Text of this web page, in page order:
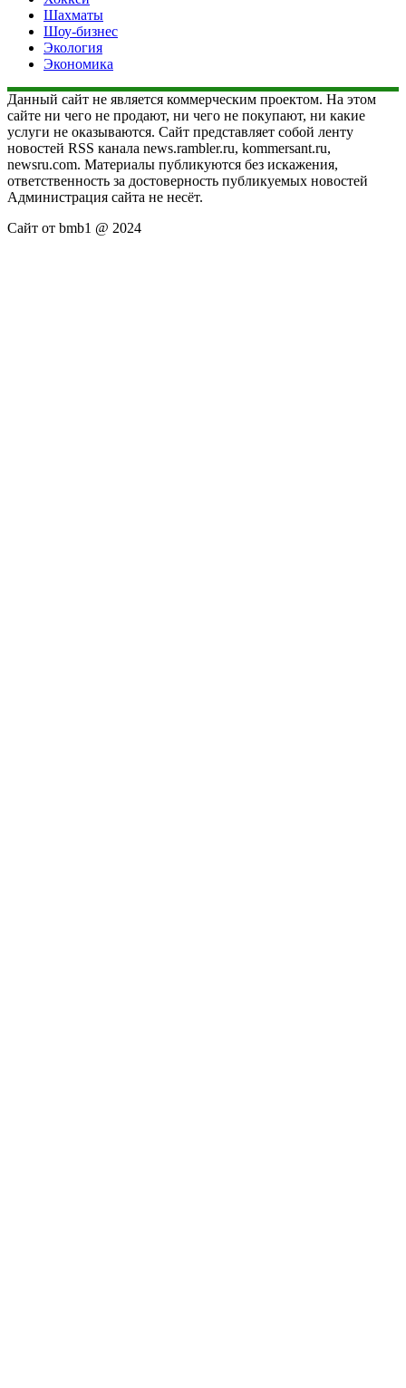
Шахматы
Шоу-бизнес
Экология
Экономика
Данный сайт не является коммерческим проектом. На этом
сайте ни чего не продают, ни чего не покупают, ни какие
услуги не оказываются. Сайт представляет собой ленту
новостей RSS канала news.rambler.ru, kommersant.ru,
newsru.com. Материалы публикуются без искажения,
ответственность за достоверность публикуемых новостей
Администрация сайта не несёт.
Сайт от bmb1 @ 2024